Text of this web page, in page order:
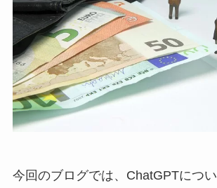
今回のブログでは、ChatGPTにつ